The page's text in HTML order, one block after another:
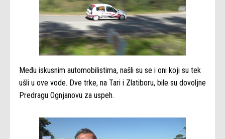
Među iskusnim automobilistima, našli su se i oni koji su tek
ušli u ove vode. Dve trke, na Tari i Zlatiboru, bile su dovoljne
Predragu Ognjanovu za uspeh.